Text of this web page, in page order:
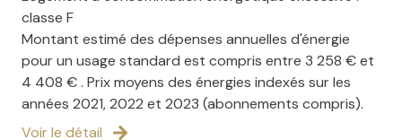
classe F
Montant estimé des dépenses annuelles d'énergie
pour un usage standard est compris entre 3 258 € et
4 408 € . Prix moyens des énergies indexés sur les
années 2021, 2022 et 2023 (abonnements compris).
Voir le détail